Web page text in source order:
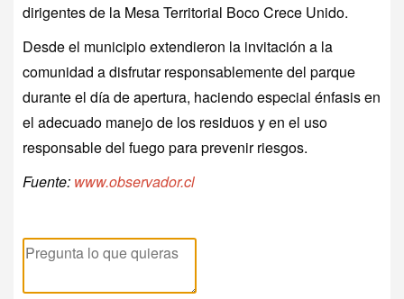
dirigentes de la Mesa Territorial Boco Crece Unido.
Desde el municipio extendieron la invitación a la
comunidad a disfrutar responsablemente del parque
durante el día de apertura, haciendo especial énfasis en
el adecuado manejo de los residuos y en el uso
responsable del fuego para prevenir riesgos.
Fuente: www.observador.cl